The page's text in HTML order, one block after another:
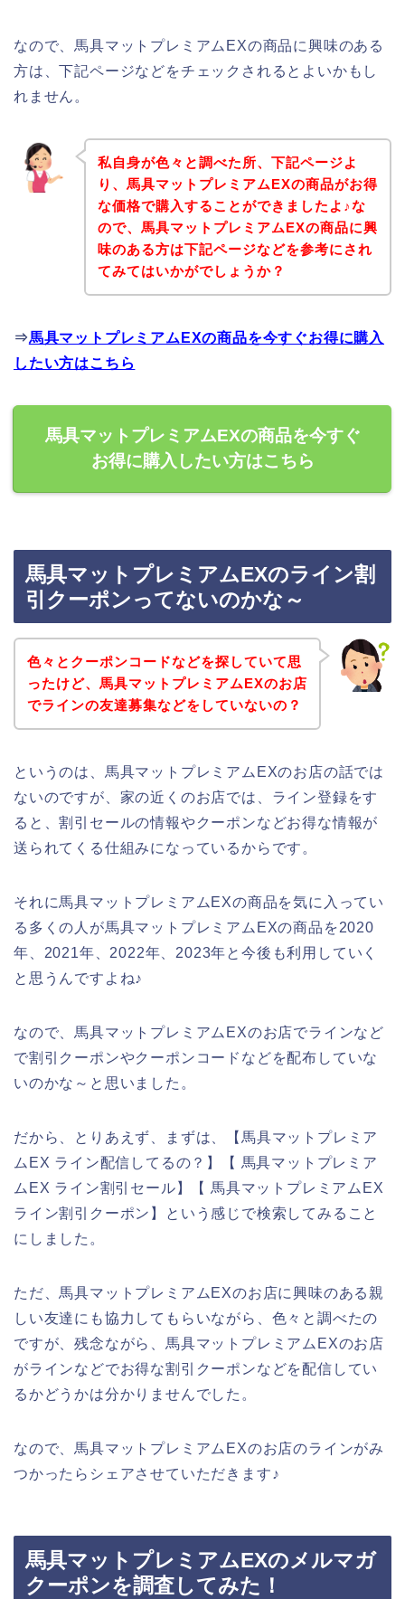
なので、馬具マットプレミアムEXの商品に興味のある
方は、下記ページなどをチェックされるとよいかもし
れません。
私自身が色々と調べた所、下記ページよ
り、馬具マットプレミアムEXの商品がお得
な価格で購入することができましたよ♪な
ので、馬具マットプレミアムEXの商品に興
味のある方は下記ページなどを参考にされ
てみてはいかがでしょうか？
⇒馬具マットプレミアムEXの商品を今すぐお得に購入
したい方はこちら
馬具マットプレミアムEXの商品を今すぐ
お得に購入したい方はこちら
馬具マットプレミアムEXのライン割
引クーポンってないのかな～
色々とクーポンコードなどを探していて思
ったけど、馬具マットプレミアムEXのお店
でラインの友達募集などをしていないの？
というのは、馬具マットプレミアムEXのお店の話では
ないのですが、家の近くのお店では、ライン登録をす
ると、割引セールの情報やクーポンなどお得な情報が
送られてくる仕組みになっているからです。
それに馬具マットプレミアムEXの商品を気に入ってい
る多くの人が馬具マットプレミアムEXの商品を2020
年、2021年、2022年、2023年と今後も利用していく
と思うんですよね♪
なので、馬具マットプレミアムEXのお店でラインなど
で割引クーポンやクーポンコードなどを配布していな
いのかな～と思いました。
だから、とりあえず、まずは、【馬具マットプレミア
ムEX ライン配信してるの？】【 馬具マットプレミア
ムEX ライン割引セール】【 馬具マットプレミアムEX
ライン割引クーポン】という感じで検索してみること
にしました。
ただ、馬具マットプレミアムEXのお店に興味のある親
しい友達にも協力してもらいながら、色々と調べたの
ですが、残念ながら、馬具マットプレミアムEXのお店
がラインなどでお得な割引クーポンなどを配信してい
るかどうかは分かりませんでした。
なので、馬具マットプレミアムEXのお店のラインがみ
つかったらシェアさせていただきます♪
馬具マットプレミアムEXのメルマガ
クーポンを調査してみた！